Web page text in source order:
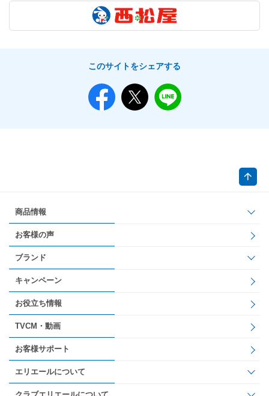
このサイトをシェアする
商品情報
お客様の声
ブランド
キャンペーン
お役立ち情報
TVCM・動画
お客様サポート
エリエールについて